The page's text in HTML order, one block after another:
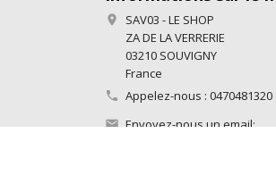

SAV03 - LE SHOP
ZA DE LA VERRERIE
03210 SOUVIGNY
France
 Appelez-nous : 0470481320
 Envoyez-nous un email: